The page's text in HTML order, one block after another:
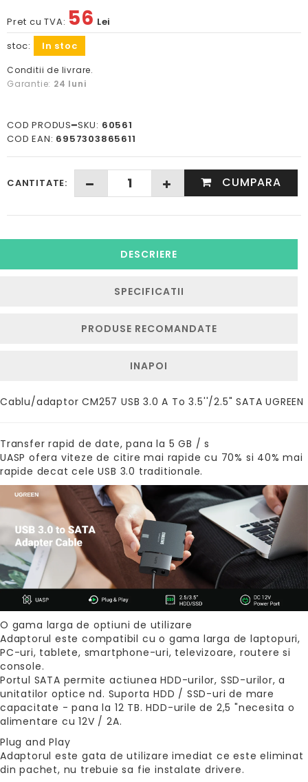
Pret cu TVA: 56 Lei
stoc:
In stoc
Conditii de livrare.
Garantie: 24 luni
COD PRODUS━SKU: 60561
COD EAN: 6957303865611
CANTITATE: CUMPARA
DESCRIERE
SPECIFICATII
PRODUSE RECOMANDATE
INAPOI
Cablu/adaptor CM257 USB 3.0 A To 3.5''/2.5" SATA UGREEN
Transfer rapid de date, pana la 5 GB / s
UASP ofera viteze de citire mai rapide cu 70% si 40% mai
rapide decat cele USB 3.0 traditionale.
O gama larga de optiuni de utilizare
Adaptorul este compatibil cu o gama larga de laptopuri,
PC-uri, tablete, smartphone-uri, televizoare, routere si
console.
Portul SATA permite actiunea HDD-urilor, SSD-urilor, a
unitatilor optice nd. Suporta HDD / SSD-uri de mare
capacitate - pana la 12 TB. HDD-urile de 2,5 "necesita o
alimentare cu 12V / 2A.
Plug and Play
Adaptorul este gata de utilizare imediat ce este eliminat
din pachet, nu trebuie sa fie instalate drivere.